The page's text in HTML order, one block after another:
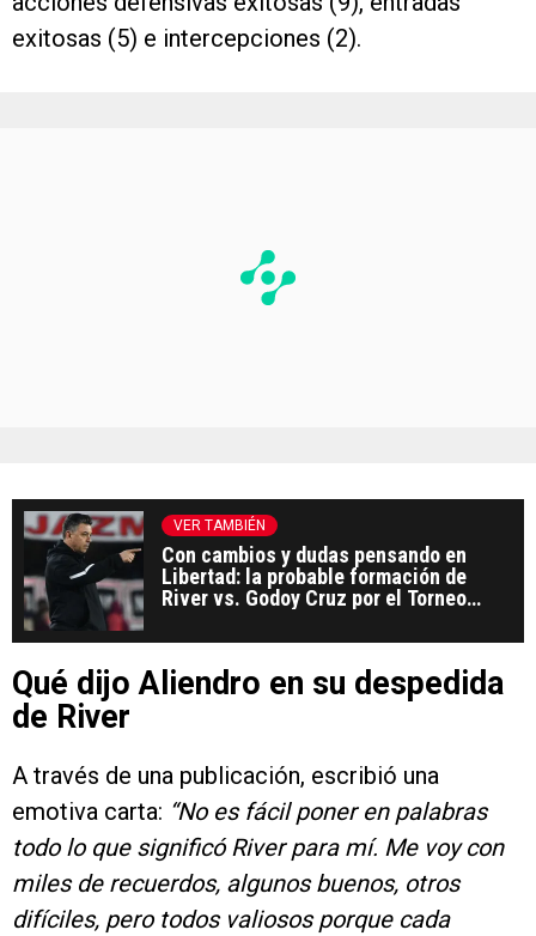
exitosas (5) e intercepciones (2).
VER TAMBIÉN
Con cambios y dudas pensando en
Libertad: la probable formación de
River vs. Godoy Cruz por el Torneo
Qué dijo Aliendro en su despedida
de River
A través de una publicación, escribió una
emotiva carta: “No es fácil poner en palabras
todo lo que significó River para mí. Me voy con
miles de recuerdos, algunos buenos, otros
difíciles, pero todos valiosos porque cada